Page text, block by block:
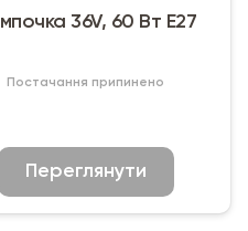
36V, 60 Вт E27
Постачання припинено
Переглянути